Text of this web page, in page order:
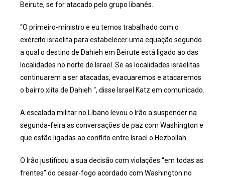
Beirute, se for atacado pelo grupo libanês.
“O primeiro-ministro e eu temos trabalhado com o
exército israelita para estabelecer uma equação segundo
a qual o destino de Dahieh em Beirute está ligado ao das
localidades no norte de Israel. Se as localidades israelitas
continuarem a ser atacadas, evacuaremos e atacaremos
o bairro xiita de Dahieh “, disse Israel Katz em comunicado.
A escalada militar no Líbano levou o Irão a suspender na
segunda-feira as conversações de paz com Washington e
que estão ligadas ao conflito entre Israel o Hezbollah.
O Irão justificou a sua decisão com violações “em todas as
frentes” do cessar-fogo acordado com Washington no